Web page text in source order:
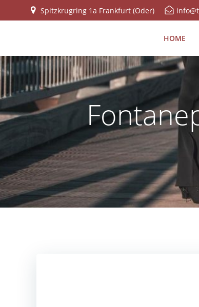
Inhalt
Spitzkrugring 1a Frankfurt (Oder)
HOME